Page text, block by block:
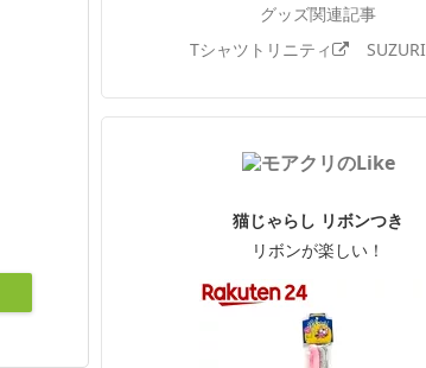
グッズ関連記事
Tシャツトリニティ
SUZURI
猫じゃらし リボンつき
リボンが楽しい！